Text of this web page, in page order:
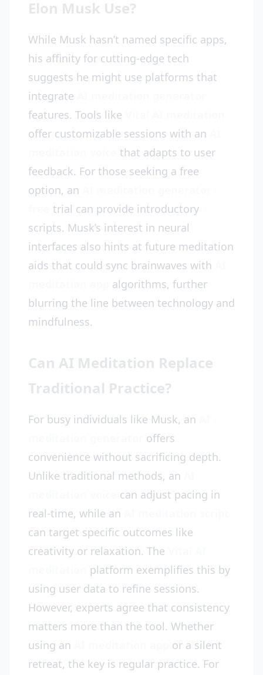
Elon Musk Use?
While Musk hasn’t named specific apps,
his affinity for cutting-edge tech
suggests he might use platforms that
integrate
features. Tools like
offer customizable sessions with an
that adapts to user
feedback. For those seeking a free
option, an
trial can provide introductory
scripts. Musk’s interest in neural
interfaces also hints at future meditation
aids that could sync brainwaves with
algorithms, further
blurring the line between technology and
mindfulness.
Can AI Meditation Replace
Traditional Practice?
For busy individuals like Musk, an
offers
convenience without sacrificing depth.
Unlike traditional methods, an
can adjust pacing in
real-time, while an
can target specific outcomes like
creativity or relaxation. The
platform exemplifies this by
using user data to refine sessions.
However, experts agree that consistency
matters more than the tool. Whether
using an
or a silent
retreat, the key is regular practice. For